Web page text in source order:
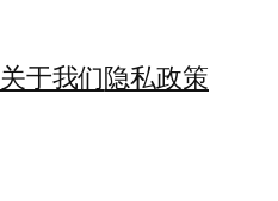
关于我们隐私政策